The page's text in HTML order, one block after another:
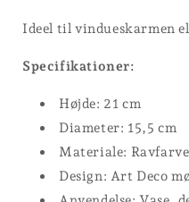
Ideel til vindueskarmen
Specifikationer:
Højde: 21 cm
Diameter: 15,5 cm
Materiale:
Design: Art Deco